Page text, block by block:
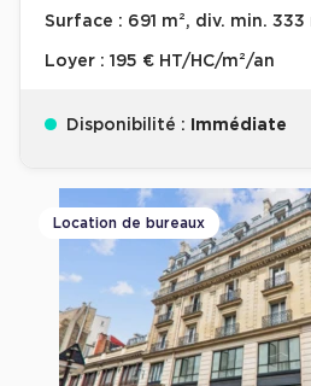
Surface : 691 m², div. min. 333
Loyer : 195 € HT/HC/m²/an
Disponibilité : Immédiate
Location de bureaux